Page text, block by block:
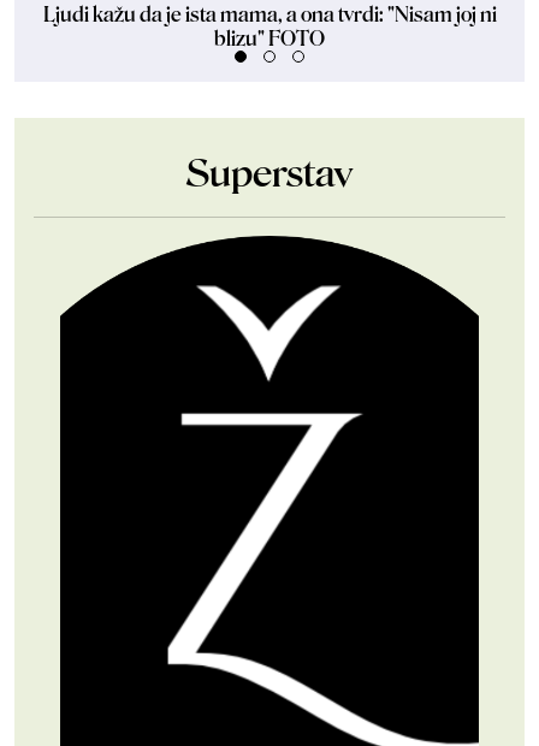
Ljudi kažu da je ista mama, a ona tvrdi: "Nisam joj ni
blizu" FOTO
Superstav